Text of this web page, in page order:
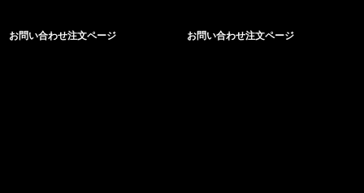
お問い合わせ注文ページ お問い合わせ注文ページ